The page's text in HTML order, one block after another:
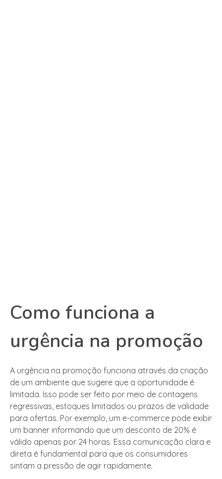
Como funciona a
urgência na promoção
A urgência na promoção funciona através da criação
de um ambiente que sugere que a oportunidade é
limitada. Isso pode ser feito por meio de contagens
regressivas, estoques limitados ou prazos de validade
para ofertas. Por exemplo, um e-commerce pode exibir
um banner informando que um desconto de 20% é
válido apenas por 24 horas. Essa comunicação clara e
direta é fundamental para que os consumidores
sintam a pressão de agir rapidamente.